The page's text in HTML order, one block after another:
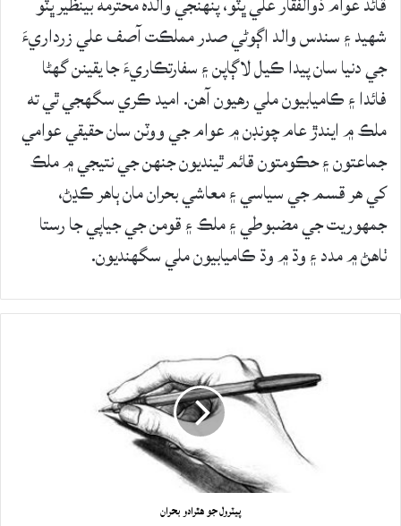
شهيد ۽ سندس والد اڳوڻي صدر مملڪت آصف علي زرداريءَ
جي دنيا سان پيدا ڪيل لاڳاپن ۽ سفارتڪاريءَ جا يقينن گهڻا
فائدا ۽ ڪاميابيون ملي رهيون آهن. اميد ڪري سگهجي ٿي ته
ملڪ ۾ ايندڙ عام چونڊن ۾ عوام جي ووٽن سان حقيقي عوامي
جماعتون ۽ حڪومتون قائم ٿينديون جنهن جي نتيجي ۾ ملڪ
کي هر قسم جي سياسي ۽ معاشي بحران مان ٻاهر ڪڍڻ،
جمهوريت جي مضبوطي ۽ ملڪ ۽ قومن جي جياپي جا رستا
ٺاهڻ ۾ مدد ۽ وڌ ۾ وڌ ڪاميابيون ملي سگهنديون.
پيٽرول جو هٿرادو بحران